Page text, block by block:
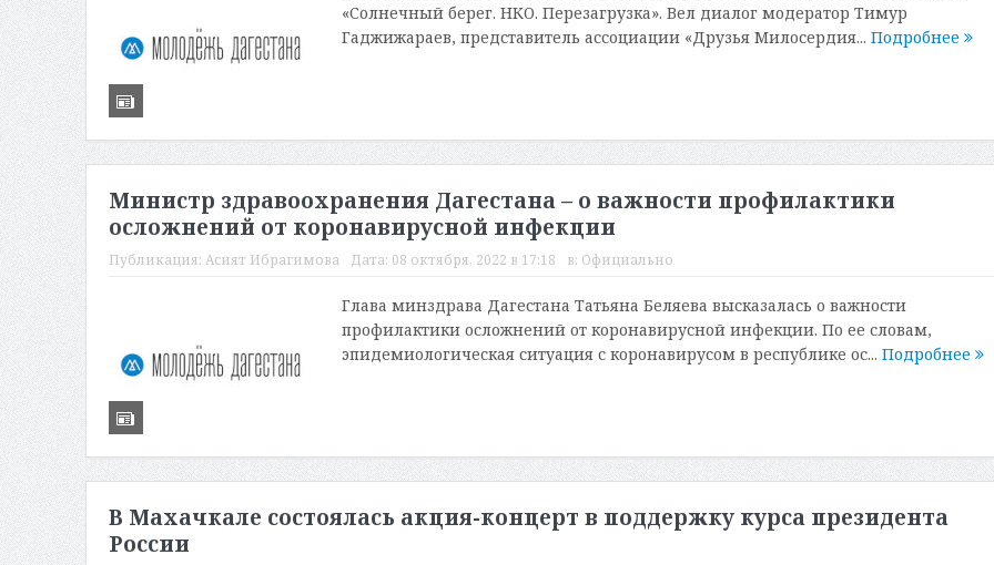
«Солнечный берег. НКО. Перезагрузка». Вел диалог модератор Тимур
Гаджижараев, представитель ассоциации «Друзья Милосердия... Подробнее
Министр здравоохранения Дагестана – о важности профилактики
осложнений от коронавирусной инфекции
Публикация: Асият Ибрагимова Дата: 08 октября, 2022 в 17:18 в: Официально
Глава минздрава Дагестана Татьяна Беляева высказалась о важности
профилактики осложнений от коронавирусной инфекции. По ее словам,
эпидемиологическая ситуация с коронавирусом в республике ос... Подробнее
В Махачкале состоялась акция-концерт в поддержку курса президента
России